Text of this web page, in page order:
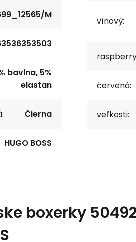
M
bavlna, 5%
elastan
Čierna
HUGO BOSS
vínový:
červená:
veľkosti:
boxerky